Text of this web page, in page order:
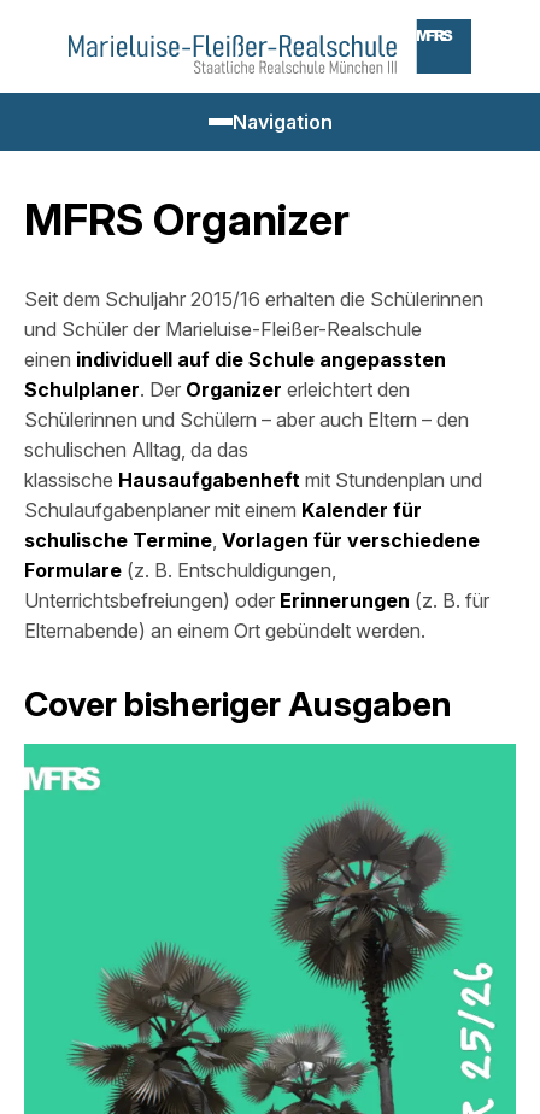
Marieluise-
Fleißer-
Realschule
Navigation
einblenden
Navigation
Suchbegriff
Drücken
Enter
zum
Suchen
Schulfamilie
Schulleben
News & Aktivitäten
Erasmus+
Wahlfächer
Schulsanitäter
Schülerbibliothek
Schulplaner/Organizer
MFRS Schulmanager
MFRS Organizer
Seit dem Schuljahr 2015/16 erhalten die Schülerinnen
und Schüler der Marieluise-Fleißer-Realschule
einen individuell auf die Schule angepassten
Schulplaner. Der Organizer erleichtert den
Schülerinnen und Schülern – aber auch Eltern – den
schulischen Alltag, da das
klassische Hausaufgabenheft mit Stundenplan und
Schulaufgabenplaner mit einem Kalender für
schulische Termine, Vorlagen für verschiedene
Formulare (z. B. Entschuldigungen,
Unterrichtsbefreiungen) oder Erinnerungen (z. B. für
Elternabende) an einem Ort gebündelt werden.
Cover bisheriger Ausgaben